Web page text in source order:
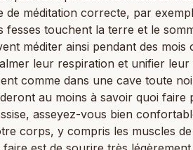
Tiếng Việt /
ภาษาไทย /
méditation correcte, par
fesses touchent la terre et le
méditer ainsi pendant des mois
leur respiration et unifier
comme dans une cave toute
au moins à savoir quoi faire
asseyez-vous bien
corps, y compris les muscles